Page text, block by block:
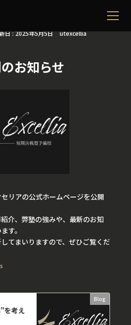
日 :2025年5月5日 utexcellia
お知らせ
リアの公式ホームページを公開
介、弊塾の強みや、最新のお知
す。
てまいりますので、ぜひご覧くだ
Blog
を考え